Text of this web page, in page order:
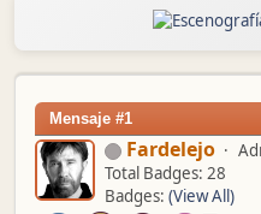
Mensaje #1
Fardelejo
Total Badges: 28
Badges: (View All)